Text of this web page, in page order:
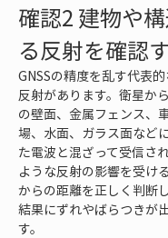
確認2 建物や
る反射を確認
GNSSの精度を乱す代表
反射があります。衛星か
の壁面、金属フェンス、
場、水面、ガラス面など
た電波と混ざって受信さ
ような反射の影響を受け
からの距離を正しく判断
結果にずれやばらつきが
す。